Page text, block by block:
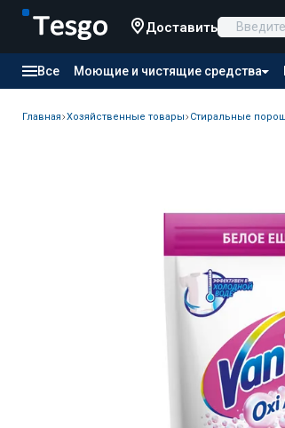
Доставить
Все Моющие и чистящие средства
Главная Хозяйственные товары Стиральные